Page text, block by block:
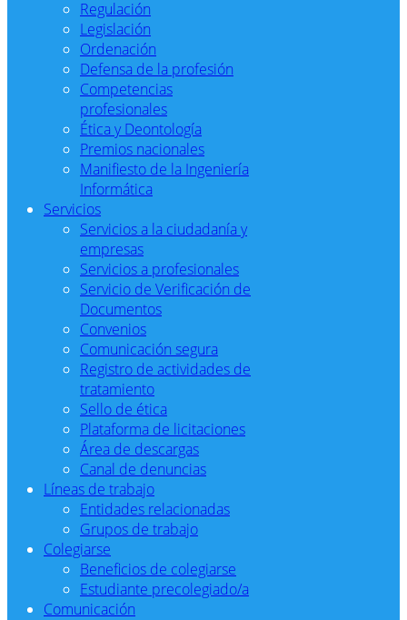
Regulación
Legislación
Ordenación
Defensa de la profesión
Competencias
profesionales
Ética y Deontología
Premios nacionales
Manifiesto de la Ingeniería
Informática
Servicios
Servicios a la ciudadanía y
empresas
Servicios a profesionales
Servicio de Verificación de
Documentos
Convenios
Comunicación segura
Registro de actividades de
tratamiento
Sello de ética
Plataforma de licitaciones
Área de descargas
Canal de denuncias
Líneas de trabajo
Entidades relacionadas
Grupos de trabajo
Colegiarse
Beneficios de colegiarse
Estudiante precolegiado/a
Comunicación